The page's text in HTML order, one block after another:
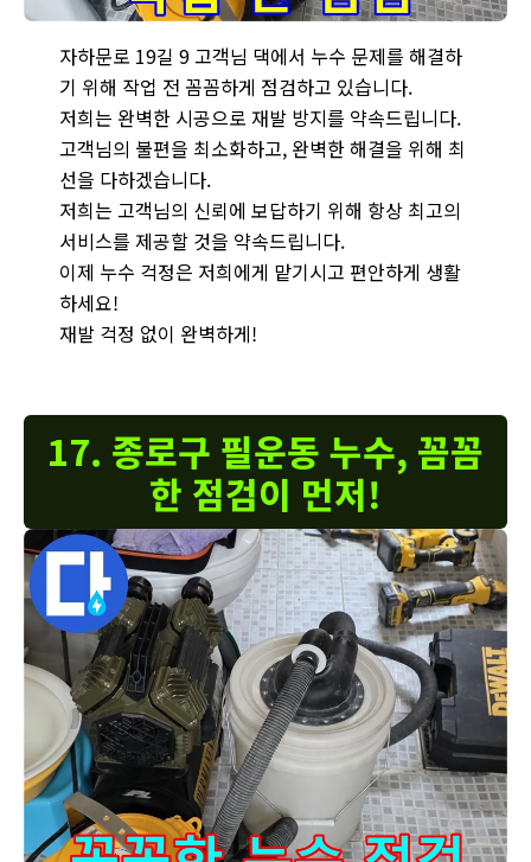
자하문로 19길 9 고객님 댁에서 누수 문제를 해결하
기 위해 작업 전 꼼꼼하게 점검하고 있습니다.
저희는 완벽한 시공으로 재발 방지를 약속드립니다.
고객님의 불편을 최소화하고, 완벽한 해결을 위해 최
선을 다하겠습니다.
저희는 고객님의 신뢰에 보답하기 위해 항상 최고의
서비스를 제공할 것을 약속드립니다.
이제 누수 걱정은 저희에게 맡기시고 편안하게 생활
하세요!
재발 걱정 없이 완벽하게!
17. 종로구 필운동 누수, 꼼꼼
한 점검이 먼저!